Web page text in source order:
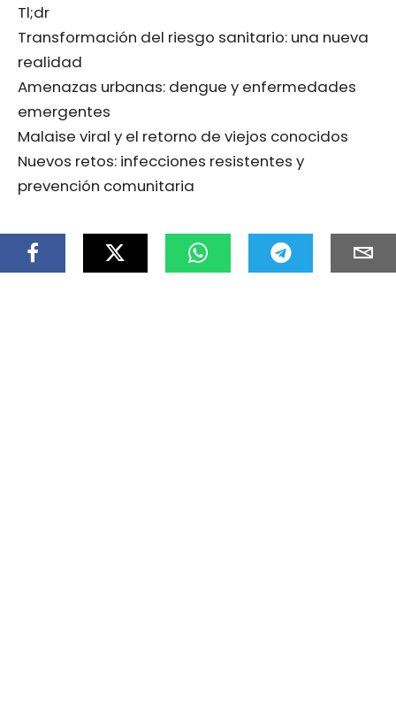
Tl;dr
Transformación del riesgo sanitario: una nueva
realidad
Amenazas urbanas: dengue y enfermedades
emergentes
Malaise viral y el retorno de viejos conocidos
Nuevos retos: infecciones resistentes y
prevención comunitaria